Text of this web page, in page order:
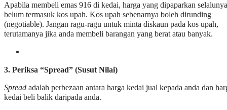
Apabila membeli emas 916 di kedai, harga yang dipaparkan selalunya
belum termasuk kos upah. Kos upah sebenarnya boleh dirunding
(negotiable). Jangan ragu-ragu untuk minta diskaun pada kos upah,
terutamanya jika anda membeli barangan yang berat atau banyak.
3. Periksa “Spread” (Susut Nilai)
Spread adalah perbezaan antara harga kedai jual kepada anda dan
kedai beli balik daripada anda.